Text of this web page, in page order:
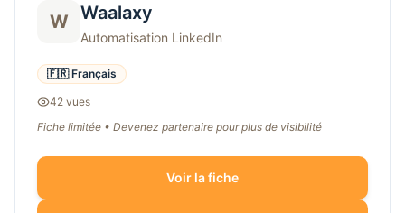
W Waalaxy
Automatisation LinkedIn
🇫🇷 Français
42 vues
Fiche limitée • Devenez partenaire pour plus de visibilité
Voir la fiche